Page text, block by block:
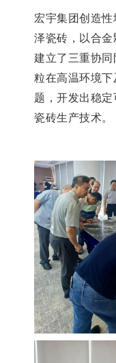
宏宇集团创造性
泽瓷砖，以合金
建立了三重协
粒在高温环境下
题，开发出稳定
瓷砖生产技术。